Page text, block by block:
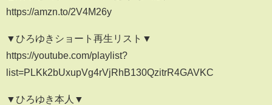
https://amzn.to/2V4M26y
▼ひろゆきショート再生リスト▼
https://youtube.com/playlist?
list=PLKk2bUxupVg4rVjRhB130QzitrR4GAVKC
▼ひろゆき本人▼